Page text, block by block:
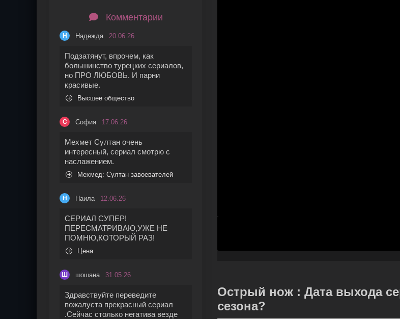
Комментарии
Н Надежда 20.06.26
Подзатянут, впрочем, как
большинство турецких сериалов,
но ПРО ЛЮБОВЬ. И парни
красивые.
Высшее общество
С София 17.06.26
Мехмет Султан очень
интересный, сериал смотрю с
наслажением.
Мехмед: Султан завоевателей
Н Наила 12.06.26
СЕРИАЛ СУПЕР!
ПЕРЕСМАТРИВАЮ,УЖЕ НЕ
ПОМНЮ,КОТОРЫЙ РАЗ!
Цена
Ш шошана 31.05.26
Здравствуйте переведите
пожалуста прекрасный сериал
.Сейчас столько негатива везде
Острый нож : Дата выхода
сезона?